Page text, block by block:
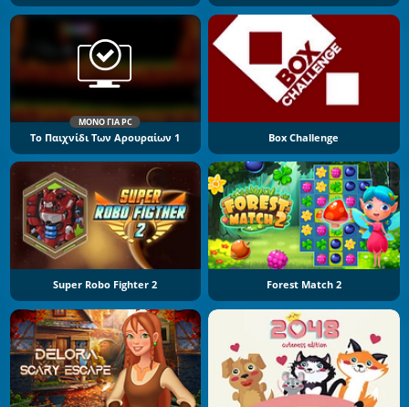
ΜΌΝΟ ΓΙΑ PC
Το Παιχνίδι Των Αρουραίων 1 Box Challenge
Super Robo Fighter 2 Forest Match 2